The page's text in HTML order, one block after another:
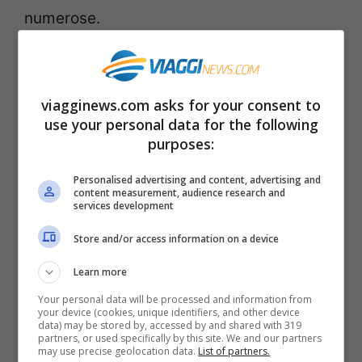
numerose.
Esperienza imperdibile, una Toscana da esplorare e tante
cose da fare!- ViaggiNews.com
viagginews.com asks for your consent to
use your personal data for the following
purposes:
Personalised advertising and content, advertising and
content measurement, audience research and
services development
Store and/or access information on a device
Learn more
Your personal data will be processed and information from
your device (cookies, unique identifiers, and other device
data) may be stored by, accessed by and shared with 319
partners, or used specifically by this site. We and our partners
may use precise geolocation data. List of partners.